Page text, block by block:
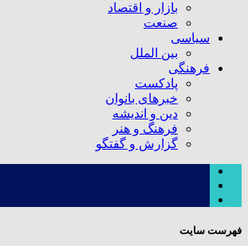
بازار و اقتصاد
صنعت
سیاسی
بین الملل
فرهنگی
پادکست
خبرهای بانوان
دین و اندیشه
فرهنگ و هنر
گزارش و گفتگو
فهرست سایت